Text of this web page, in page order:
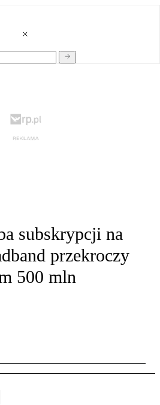
subskrypcji na
przekroczy
500 mln